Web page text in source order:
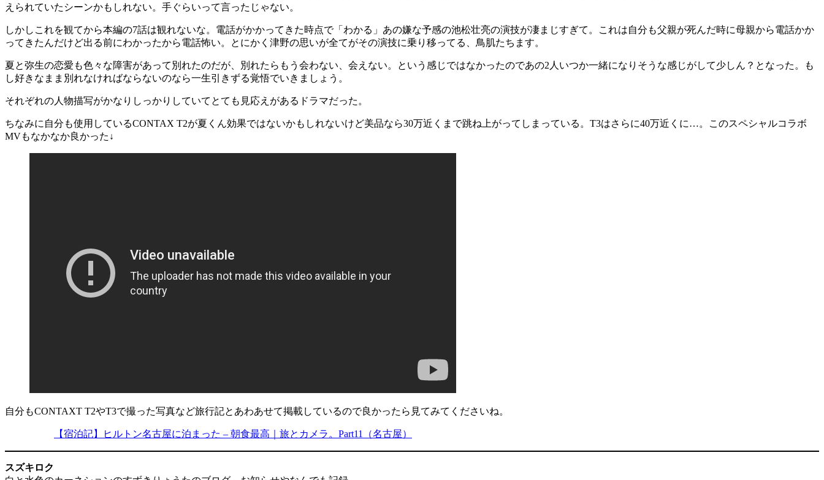
えられていたシーンかもしれない。手ぐらいって言ったじゃない。
しかしこれを観てから本編の7話は観れないな。電話がかかってきた時点で「わかる」あの嫌な予感の池松壮亮の演技が凄まじすぎて。これは自分も父親が死んだ時に母親から電話かか
ってきたんだけど出る前にわかったから電話怖い。とにかく津野の思いが全てがその演技に乗り移ってる、鳥肌たちます。
夏と弥生の恋愛も色々な障害があって別れたのだが、別れたらもう会わない、会えない。という感じではなかったのであの2人いつか一緒になりそうな感じがして少しん？となった。も
し好きなまま別れなければならないのなら一生引きずる覚悟でいきましょう。
それぞれの人物描写がかなりしっかりしていてとても見応えがあるドラマだった。
ちなみに自分も使用しているCONTAX T2が夏くん効果ではないかもしれないけど美品なら30万近くまで跳ね上がってしまっている。T3はさらに40万近くに…。このスペシャルコラボ
MVもなかなか良かった↓
自分もCONTAXT T2やT3で撮った写真など旅行記とあわあせて掲載しているので良かったら見てみてくださいね。
【宿泊記】ヒルトン名古屋に泊まった – 朝食最高｜旅とカメラ。Part11（名古屋）
スズキロク